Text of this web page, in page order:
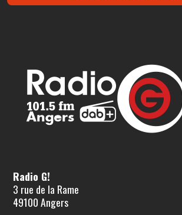
Radio G!
3 rue de la Rame
49100 Angers